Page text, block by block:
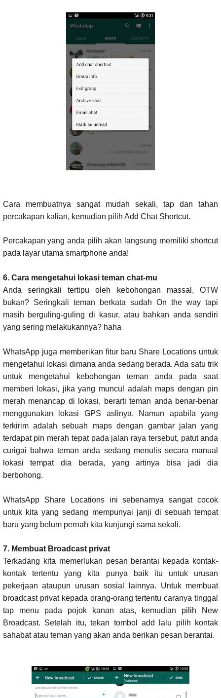
Cara membuatnya sangat mudah sekali, tap dan tahan
percakapan kalian, kemudian pilih Add Chat Shortcut.
Percakapan yang anda pilih akan langsung memiliki shortcut
pada layar utama smartphone anda!
6. Cara mengetahui lokasi teman chat-mu
Anda seringkali tertipu oleh kebohongan massal, OTW
bukan? Seringkali teman berkata sudah On the way tapi
masih berguling-guling di kasur, atau bahkan anda sendiri
yang sering melakukannya? haha
WhatsApp juga memberikan fitur baru Share Locations untuk
mengetahui lokasi dimana anda sedang berada. Ada satu trik
untuk mengetahui kebohongan teman anda pada saat
memberi lokasi, jika yang muncul adalah maps dengan pin
merah menancap di lokasi, berarti teman anda benar-benar
menggunakan lokasi GPS aslinya. Namun apabila yang
terkirim adalah sebuah maps dengan gambar jalan yang
terdapat pin merah tepat pada jalan raya tersebut, patut anda
curigai bahwa teman anda sedang menulis secara manual
lokasi tempat dia berada, yang artinya bisa jadi dia
berbohong.
WhatsApp Share Locations ini sebenarnya sangat cocok
untuk kita yang sedang mempunyai janji di sebuah tempat
baru yang belum pernah kita kunjungi sama sekali.
7. Membuat Broadcast privat
Terkadang kita memerlukan pesan berantai kepada kontak-
kontak tertentu yang kita punya baik itu untuk urusan
pekerjaan ataupun urusan sosial lainnya. Untuk membuat
broadcast privat kepada orang-orang tertentu caranya tinggal
tap menu pada pojok kanan atas, kemudian pilih New
Broadcast. Setelah itu, tekan tombol add lalu pilih kontak
sahabat atau teman yang akan anda berikan pesan berantai.